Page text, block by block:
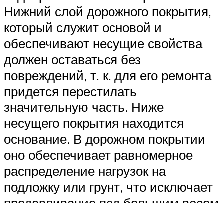
Нижний слой дорожного покрытия,
который служит основой и
обеспечивают несущие свойства
должен оставаться без
повреждений, т. к. для его ремонта
придется перестилать
значительную часть. Ниже
несущего покрытия находится
основание. В дорожном покрытии
оно обеспечивает равномерное
распределение нагрузок на
подложку или грунт, что исключает